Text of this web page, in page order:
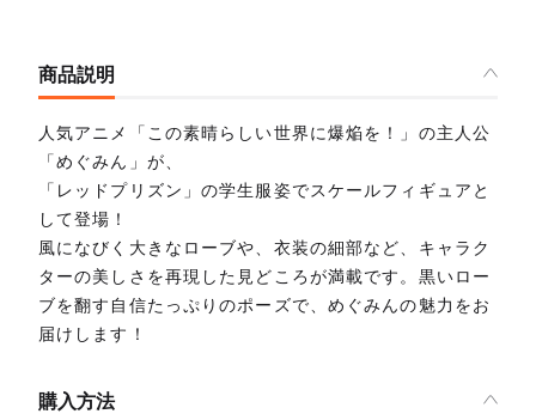
商品説明
人気アニメ「この素晴らしい世界に爆焔を！」の主人公
「めぐみん」が、
「レッドプリズン」の学生服姿でスケールフィギュアと
して登場！
風になびく大きなローブや、衣装の細部など、キャラク
ターの美しさを再現した見どころが満載です。黒いロー
ブを翻す自信たっぷりのポーズで、めぐみんの魅力をお
届けします！
購入方法